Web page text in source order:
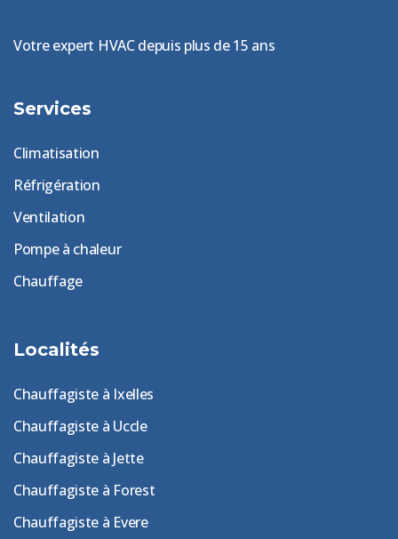
Votre expert HVAC depuis plus de 15 ans
Services
Climatisation
Réfrigération
Ventilation
Pompe à chaleur
Chauffage
Localités
Chauffagiste à Ixelles
Chauffagiste à Uccle
Chauffagiste à Jette
Chauffagiste à Forest
Chauffagiste à Evere